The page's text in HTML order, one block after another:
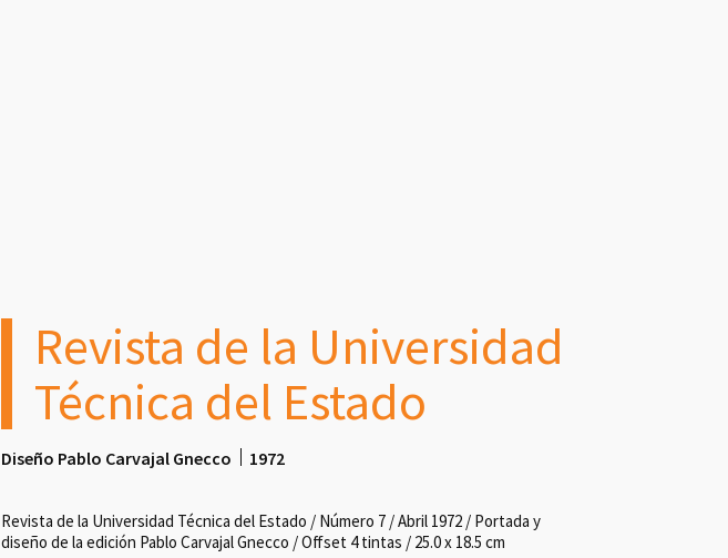
Revista de la Universidad
Técnica del Estado
Diseño Pablo Carvajal Gnecco 1972
Revista de la Universidad Técnica del Estado / Número 7 / Abril 1972 / Portada y
diseño de la edición Pablo Carvajal Gnecco / Offset 4 tintas / 25.0 x 18.5 cm